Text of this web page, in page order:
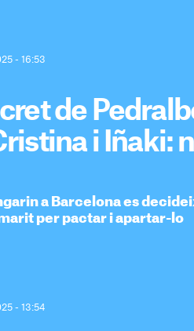
- 16:53
de
i Iñaki:
a Barcelona es
per pactar i apartar-lo
- 13:54